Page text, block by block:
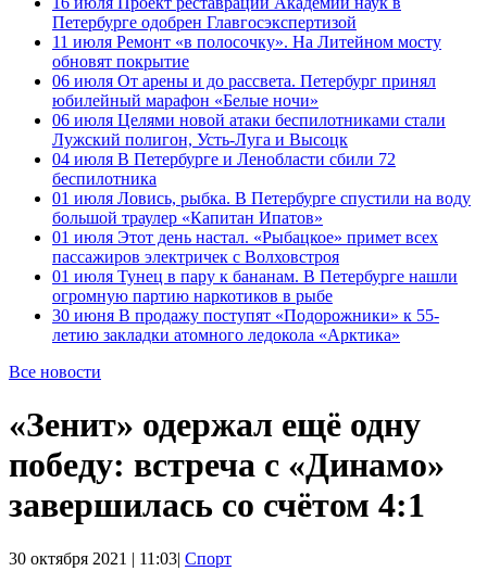
Петербурге одобрен Главгосэкспертизой
11 июля Ремонт «в полосочку». На Литейном мосту
обновят покрытие
06 июля От арены и до рассвета. Петербург принял
юбилейный марафон «Белые ночи»
06 июля Целями новой атаки беспилотниками стали
Лужский полигон, Усть-Луга и Высоцк
04 июля В Петербурге и Ленобласти сбили 72
беспилотника
01 июля Ловись, рыбка. В Петербурге спустили на воду
большой траулер «Капитан Ипатов»
01 июля Этот день настал. «Рыбацкое» примет всех
пассажиров электричек с Волховстроя
01 июля Тунец в пару к бананам. В Петербурге нашли
огромную партию наркотиков в рыбе
30 июня В продажу поступят «Подорожники» к 55-
летию закладки атомного ледокола «Арктика»
Все новости
«Зенит» одержал ещё одну
победу: встреча с «Динамо»
завершилась со счётом 4:1
30 октября 2021 | 11:03| Спорт